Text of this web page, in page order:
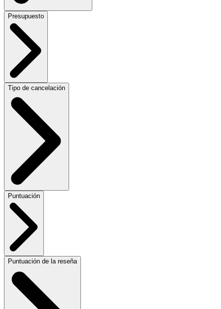
Presupuesto
Tipo de cancelación
Puntuación
Puntuación de la reseña